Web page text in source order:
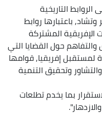
التاريخية
باعتبارها روابط
المشتركة
حول القضايا التي
إفريقيا, قوامها
وتحقيق التنمية
بما يخدم تطلعات